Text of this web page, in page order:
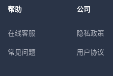
帮助
在线客服
常见问题
公司
隐私政策
用户协议